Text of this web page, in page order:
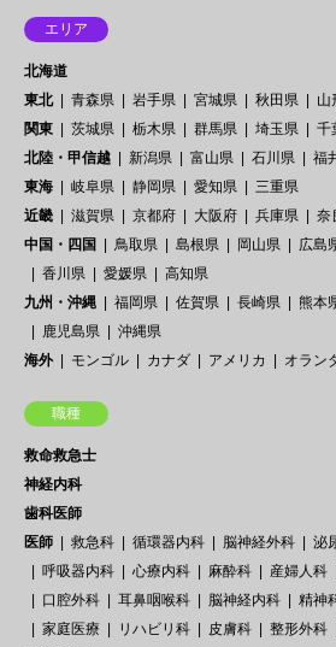
エリア
北海道
東北
青森県 岩手県 宮城県 秋田県 山
関東
茨城県 栃木県 群馬県 埼玉県 千
北陸・甲信越
新潟県 富山県 石川県 福
東海
岐阜県 静岡県 愛知県
三重県
近畿
滋賀県 京都府 大阪府 兵庫県 奈
中国・四国
鳥取県 島根県 岡山県 広島
香川県
愛媛県
高知県
九州・沖縄
福岡県 佐賀県 長崎県 熊本
鹿児島県
沖縄県
海外
モンゴル カナダ アメリカ オラン
職種
救命救急士
神経内科
歯科医師
医師
救急科 循環器内科 脳神経外科 泌
呼吸器内科
心療内科 麻酔科 産婦人科
口腔外科
耳鼻咽喉科 脳神経内科 精神
家庭医療
リハビリ科 皮膚科 整形外科